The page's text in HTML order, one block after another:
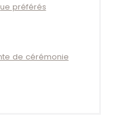
préférés
de cérémonie